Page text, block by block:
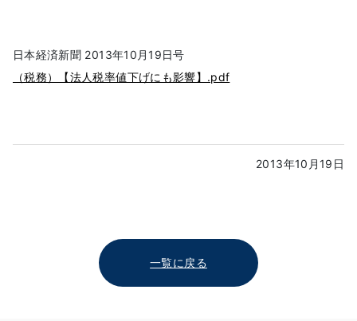
日本経済新聞 2013年10月19日号
（税務）【法人税率値下げにも影響】.pdf
2013年10月19日
一覧に戻る